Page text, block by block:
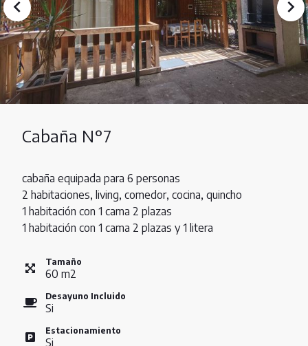
Cabaña N°7
cabaña equipada para 6 personas
2 habitaciones, living, comedor, cocina, quincho
1 habitación con 1 cama 2 plazas
1 habitación con 1 cama 2 plazas y 1 litera
Tamaño
60 m2
Desayuno Incluido
Si
Estacionamiento
Si